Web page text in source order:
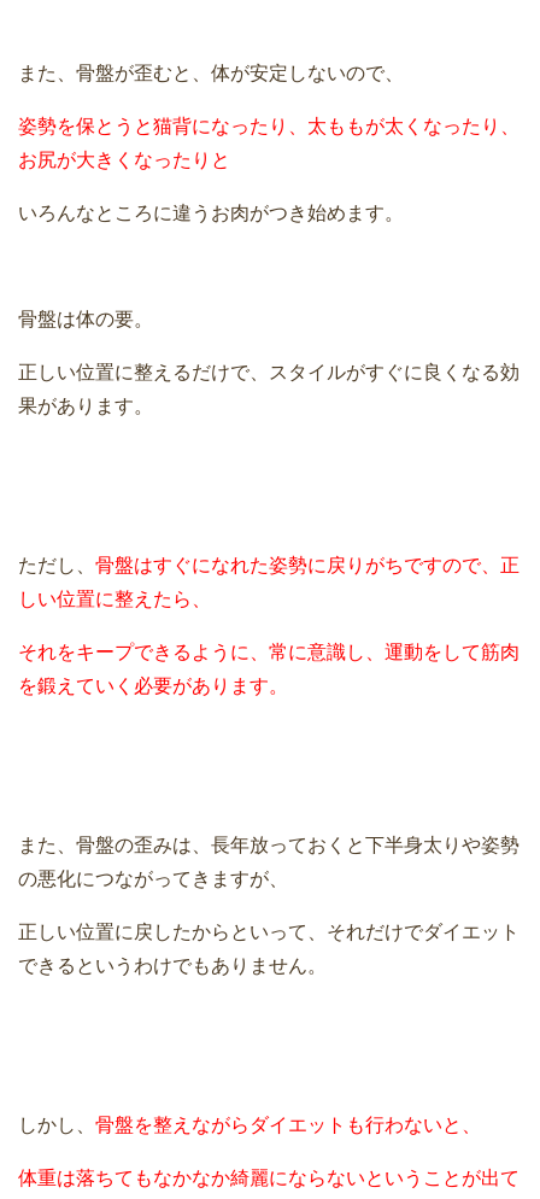
また、骨盤が歪むと、体が安定しないので、
姿勢を保とうと猫背になったり、太ももが太くなったり、
お尻が大きくなったりと
いろんなところに違うお肉がつき始めます。
骨盤は体の要。
正しい位置に整えるだけで、スタイルがすぐに良くなる効
果があります。
ただし、 骨盤はすぐになれた姿勢に戻りがちですので、正
しい位置に整えたら、
それをキープできるように、常に意識し、運動をして筋肉
を鍛えていく必要があります。
また、骨盤の歪みは、長年放っておくと下半身太りや姿勢
の悪化につながってきますが、
正しい位置に戻したからといって、それだけでダイエット
できるというわけでもありません。
しかし、 骨盤を整えながらダイエットも行わないと、
体重は落ちてもなかなか綺麗にならないということが出て